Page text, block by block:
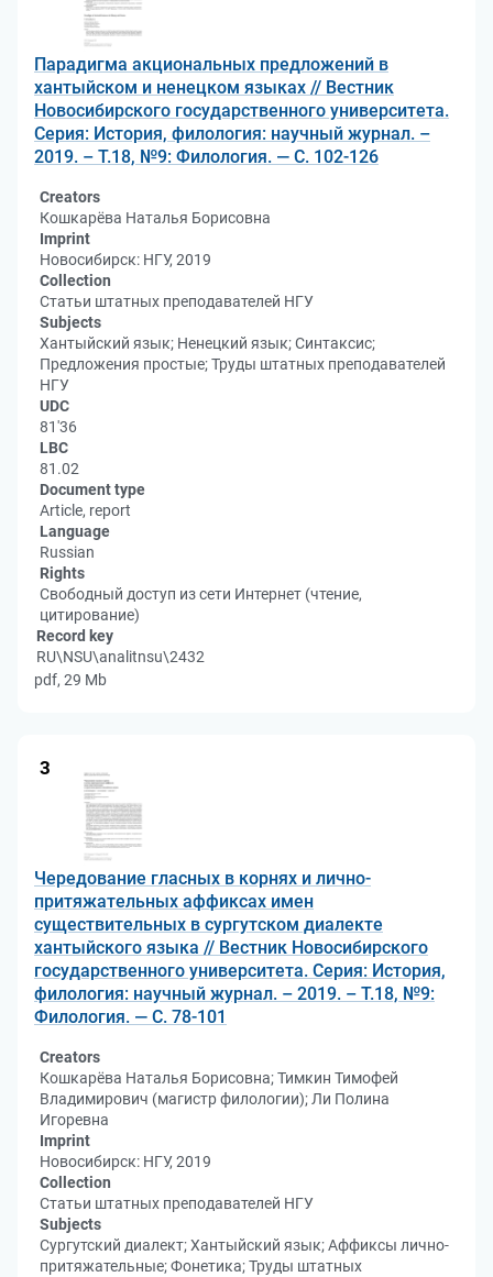
Парадигма акциональных предложений в
хантыйском и ненецком языках // Вестник
Новосибирского государственного университета.
Серия: История, филология: научный журнал. –
2019. – Т.18, №9: Филология. — С. 102-126
Creators
Кошкарёва Наталья Борисовна
Imprint
Новосибирск: НГУ, 2019
Collection
Статьи штатных преподавателей НГУ
Subjects
Хантыйский язык; Ненецкий язык; Синтаксис;
Предложения простые; Труды штатных преподавателей
НГУ
UDC
81'36
LBC
81.02
Document type
Article, report
Language
Russian
Rights
Свободный доступ из сети Интернет (чтение,
цитирование)
Record key
RU\NSU\analitnsu\2432
pdf, 29 Mb
3
Чередование гласных в корнях и лично-
притяжательных аффиксах имен
существительных в сургутском диалекте
хантыйского языка // Вестник Новосибирского
государственного университета. Серия: История,
филология: научный журнал. – 2019. – Т.18, №9:
Филология. — С. 78-101
Creators
Кошкарёва Наталья Борисовна; Тимкин Тимофей
Владимирович (магистр филологии); Ли Полина
Игоревна
Imprint
Новосибирск: НГУ, 2019
Collection
Статьи штатных преподавателей НГУ
Subjects
Сургутский диалект; Хантыйский язык; Аффиксы лично-
притяжательные; Фонетика; Труды штатных